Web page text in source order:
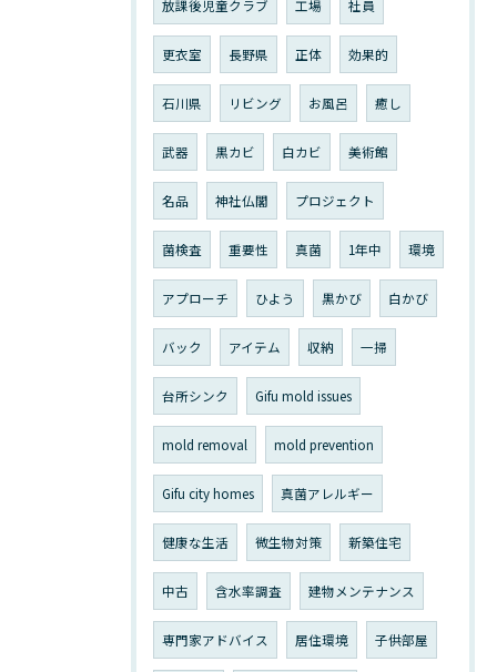
放課後児童クラブ 工場 社員
更衣室 長野県 正体 効果的
石川県 リビング お風呂 癒し
武器 黒カビ 白カビ 美術館
名品 神社仏閣 プロジェクト
菌検査 重要性 真菌 1年中 環境
アプローチ ひよう 黒かび 白かび
バック アイテム 収納 一掃
台所シンク Gifu mold issues
mold removal mold prevention
Gifu city homes 真菌アレルギー
健康な生活 微生物対策 新築住宅
中古 含水率調査 建物メンテナンス
専門家アドバイス 居住環境 子供部屋